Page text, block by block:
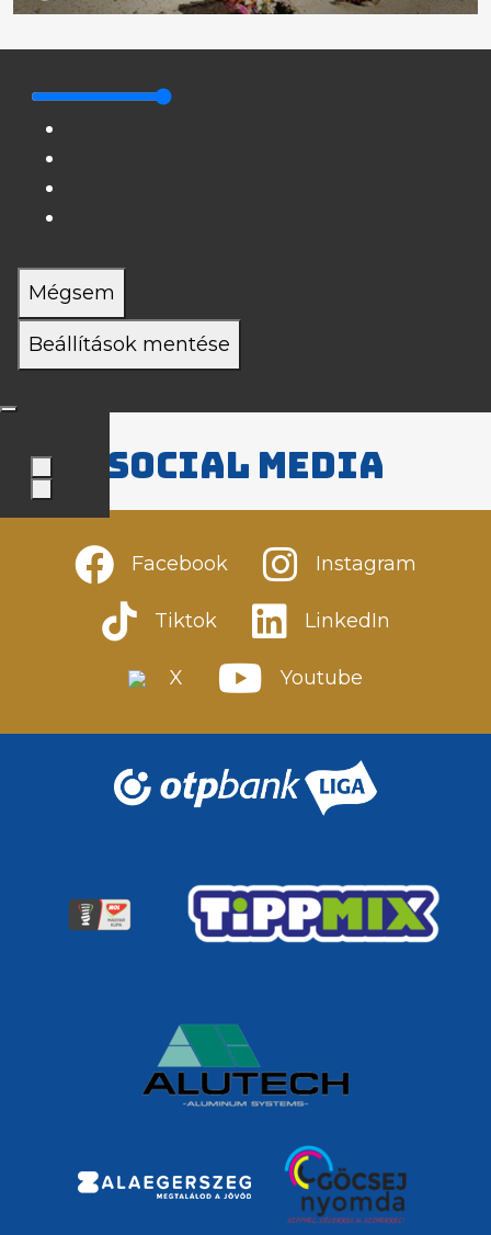
Mégsem
Beállítások mentése
Social media
Facebook Instagram
Tiktok LinkedIn
X Youtube